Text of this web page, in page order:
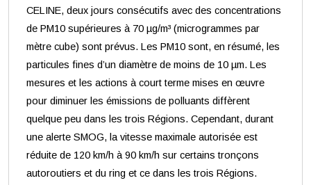
CELINE, deux jours consécutifs avec des concentrations
de PM10 supérieures à 70 µg/m³ (microgrammes par
mètre cube) sont prévus. Les PM10 sont, en résumé, les
particules fines d’un diamètre de moins de 10 µm. Les
mesures et les actions à court terme mises en œuvre
pour diminuer les émissions de polluants diffèrent
quelque peu dans les trois Régions. Cependant, durant
une alerte SMOG, la vitesse maximale autorisée est
réduite de 120 km/h à 90 km/h sur certains tronçons
autoroutiers et du ring et ce dans les trois Régions.